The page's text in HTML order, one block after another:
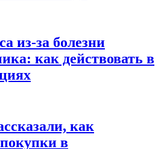
из-за болезни
как действовать в
как
в